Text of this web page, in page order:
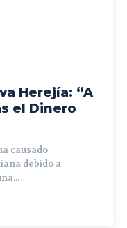
Herejía: “A
el Dinero
causado
debido a